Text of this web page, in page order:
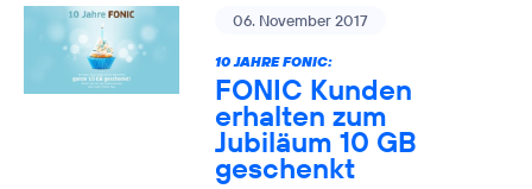
06. November 2017
10 JAHRE FONIC:
FONIC Kunden
erhalten zum
Jubiläum 10 GB
geschenkt